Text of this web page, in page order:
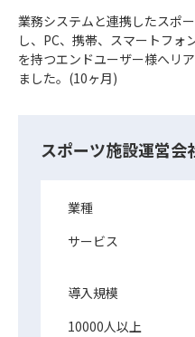
業務システムと連携したスポ
し、PC、携帯、スマートフォ
を持つエンドユーザー様へリ
ました。(10ヶ月)
スポーツ施設運営会
業種
サービス
導入規模
10000人以上